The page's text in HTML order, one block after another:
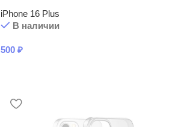
iPhone 16 Plus
В наличии
500 ₽